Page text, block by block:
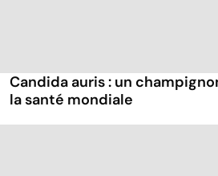
Candida auris : un
la santé mondiale